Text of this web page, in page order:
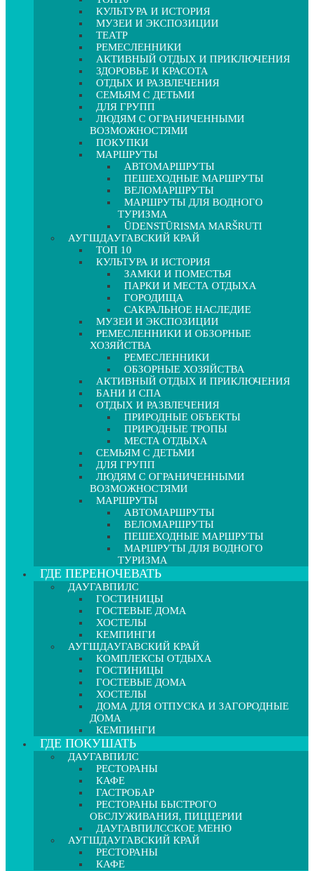
КУЛЬТУРА И ИСТОРИЯ
МУЗЕИ И ЭКСПОЗИЦИИ
ТЕАТР
РЕМЕСЛЕННИКИ
АКТИВНЫЙ ОТДЫХ И ПРИКЛЮЧЕНИЯ
ЗДОРОВЬЕ И КРАСОТА
ОТДЫХ И РАЗВЛЕЧЕНИЯ
СЕМЬЯМ С ДЕТЬМИ
ДЛЯ ГРУПП
ЛЮДЯМ С ОГРАНИЧЕННЫМИ
ВОЗМОЖНОСТЯМИ
ПОКУПКИ
МАРШРУТЫ
АВТОМАРШРУТЫ
ПЕШЕХОДНЫЕ МАРШРУТЫ
ВЕЛОМАРШРУТЫ
МАРШРУТЫ ДЛЯ ВОДНОГО
ТУРИЗМА
ŪDENSTŪRISMA MARŠRUTI
АУГШДАУГАВСКИЙ КРАЙ
ТОП 10
КУЛЬТУРА И ИСТОРИЯ
ЗАМКИ И ПОМЕСТЬЯ
ПАРКИ И МЕСТА ОТДЫХА
ГОРОДИЩА
САКРАЛЬНОЕ НАСЛЕДИЕ
МУЗЕИ И ЭКСПОЗИЦИИ
РЕМЕСЛЕННИКИ И ОБЗОРНЫЕ
ХОЗЯЙСТВА
РЕМЕСЛЕННИКИ
ОБЗОРНЫЕ ХОЗЯЙСТВА
АКТИВНЫЙ ОТДЫХ И ПРИКЛЮЧЕНИЯ
БАНИ И СПА
ОТДЫХ И РАЗВЛЕЧЕНИЯ
ПРИРОДНЫЕ ОБЪЕКТЫ
ПРИРОДНЫЕ ТРОПЫ
МЕСТА ОТДЫХА
СЕМЬЯМ С ДЕТЬМИ
ДЛЯ ГРУПП
ЛЮДЯМ С ОГРАНИЧЕННЫМИ
ВОЗМОЖНОСТЯМИ
МАРШРУТЫ
АВТОМАРШРУТЫ
ВЕЛОМАРШРУТЫ
ПЕШЕХОДНЫЕ МАРШРУТЫ
МАРШРУТЫ ДЛЯ ВОДНОГО
ТУРИЗМА
ГДЕ ПЕРЕНОЧЕВАТЬ
ДАУГАВПИЛС
ГОСТИНИЦЫ
ГОСТЕВЫЕ ДОМА
ХОСТЕЛЫ
КЕМПИНГИ
АУГШДАУГАВСКИЙ КРАЙ
КОМПЛЕКСЫ ОТДЫХА
ГОСТИНИЦЫ
ГОСТЕВЫЕ ДОМА
ХОСТЕЛЫ
ДОМА ДЛЯ ОТПУСКА И ЗАГОРОДНЫЕ
ДОМА
КЕМПИНГИ
ГДЕ ПОКУШАТЬ
ДАУГАВПИЛС
РЕСТОРАНЫ
КАФЕ
ГАСТРОБАР
РЕСТОРАНЫ БЫСТРОГО
ОБСЛУЖИВАНИЯ, ПИЦЦЕРИИ
ДАУГАВПИЛССКОЕ МЕНЮ
АУГШДАУГАВСКИЙ КРАЙ
РЕСТОРАНЫ
КАФЕ